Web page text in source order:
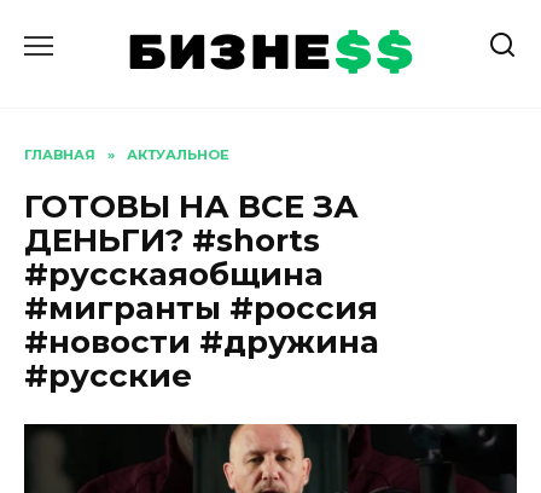
содержанию
ГЛАВНАЯ » АКТУАЛЬНОЕ
ГОТОВЫ НА ВСЕ ЗА
ДЕНЬГИ? #shorts
#русскаяобщина
#мигранты #россия
#новости #дружина
#русские